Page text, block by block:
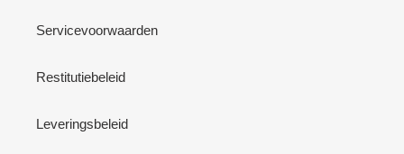
Servicevoorwaarden
Restitutiebeleid
Leveringsbeleid